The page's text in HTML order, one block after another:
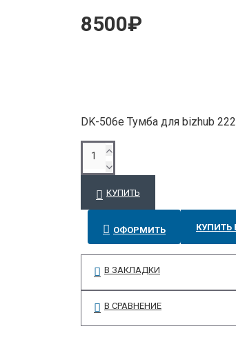
8500₽
DK-506e Тумба для bizhub
КУПИТЬ
ОФОРМИТЬ КУПИТЬ
В ЗАКЛАДКИ
В СРАВНЕНИЕ